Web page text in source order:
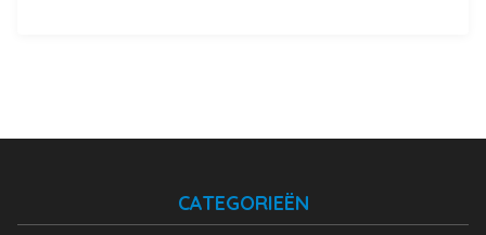
CATEGORIEËN